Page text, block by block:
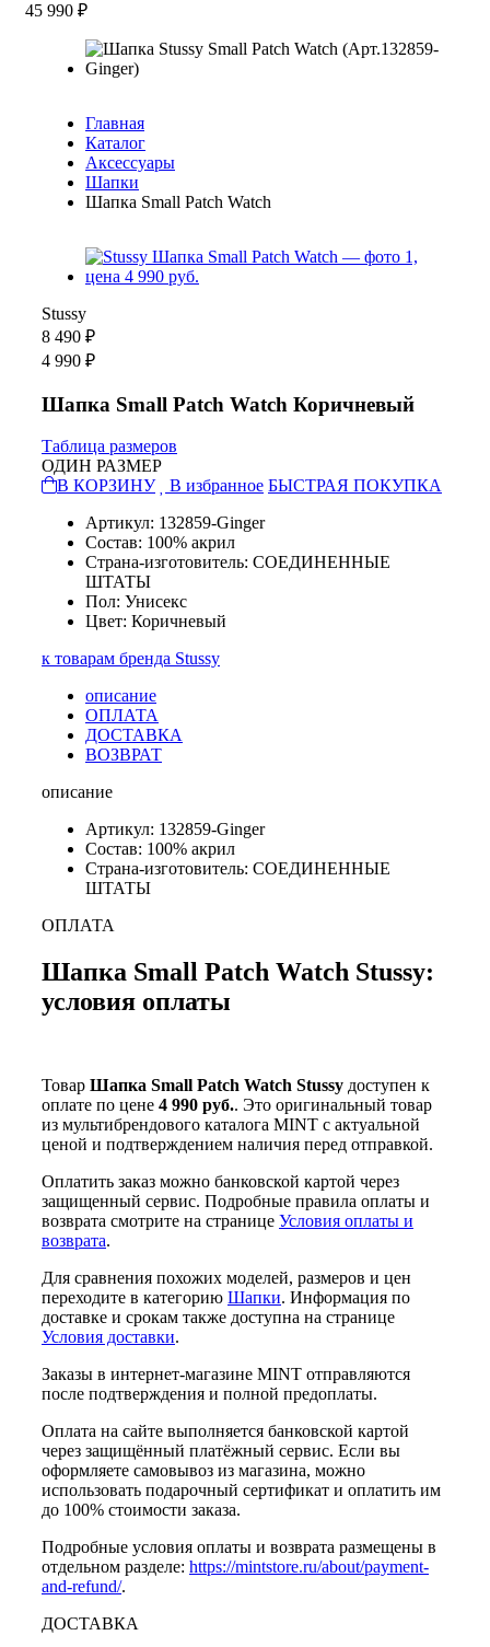
45 990 ₽
Главная
Каталог
Аксессуары
Шапки
Шапка Small Patch Watch
Stussy
8 490 ₽
4 990 ₽
Шапка Small Patch Watch Коричневый
Таблица размеров
ОДИН РАЗМЕР
В КОРЗИНУ
В избранное БЫСТРАЯ ПОКУПКА
Артикул: 132859-Ginger
Состав: 100% акрил
Страна-изготовитель: СОЕДИНЕННЫЕ
ШТАТЫ
Пол: Унисекс
Цвет: Коричневый
к товарам бренда Stussy
описание
ОПЛАТА
ДОСТАВКА
ВОЗВРАТ
описание
Артикул: 132859-Ginger
Состав: 100% акрил
Страна-изготовитель: СОЕДИНЕННЫЕ
ШТАТЫ
ОПЛАТА
Шапка Small Patch Watch Stussy:
условия оплаты
Товар Шапка Small Patch Watch Stussy доступен к
оплате по цене 4 990 руб.. Это оригинальный товар
из мультибрендового каталога MINT с актуальной
ценой и подтверждением наличия перед отправкой.
Оплатить заказ можно банковской картой через
защищенный сервис. Подробные правила оплаты и
возврата смотрите на странице Условия оплаты и
возврата.
Для сравнения похожих моделей, размеров и цен
переходите в категорию Шапки. Информация по
доставке и срокам также доступна на странице
Условия доставки.
Заказы в интернет-магазине MINT отправляются
после подтверждения и полной предоплаты.
Оплата на сайте выполняется банковской картой
через защищённый платёжный сервис. Если вы
оформляете самовывоз из магазина, можно
использовать подарочный сертификат и оплатить им
до 100% стоимости заказа.
Подробные условия оплаты и возврата размещены в
отдельном разделе: https://mintstore.ru/about/payment-
and-refund/.
ДОСТАВКА